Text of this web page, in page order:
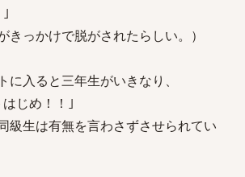
きっかけで脱がされたらしい。）
に入ると三年生がいきなり、
じめ！！｣
級生は有無を言わさずさせられてい